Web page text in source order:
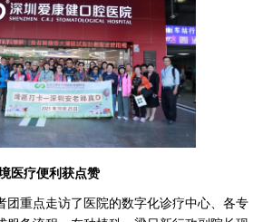
医疗便利获点赞
团重点走访了医院的数字化诊疗中心、各专